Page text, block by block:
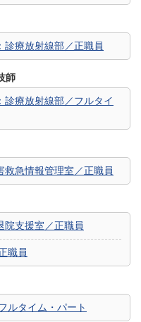
診療放射線部／正職員
師
診療放射線部／フルタイ
救急情報管理室／正職員
院支援室／正職員
職員
ルタイム・パート